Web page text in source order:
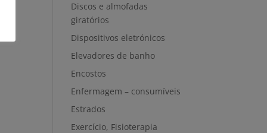
Discos e almofadas
giratórios
Dispositivos eletrónicos
Elevadores de banho
Encostos
Enfermagem – consumíveis
Estrados
Exercício, Fisioterapia